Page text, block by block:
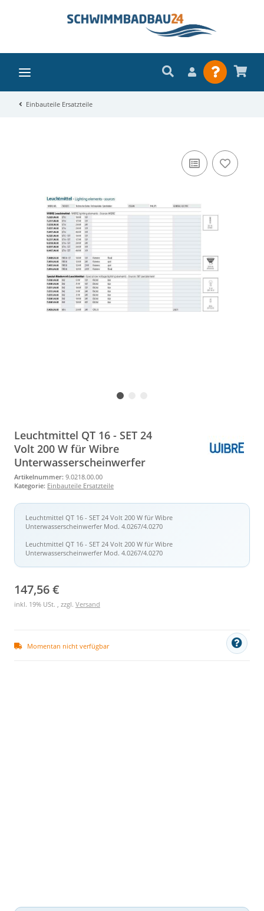
Einbauteile Ersatzteile
Leuchtmittel QT 16 - SET 24
Volt 200 W für Wibre
Unterwasserscheinwerfer
Artikelnummer: 9.0218.00.00
Kategorie: Einbauteile Ersatzteile
Leuchtmittel QT 16 - SET 24 Volt 200 W für Wibre
Unterwasserscheinwerfer Mod. 4.0267/4.0270
Leuchtmittel QT 16 - SET 24 Volt 200 W für Wibre
Unterwasserscheinwerfer Mod. 4.0267/4.0270
147,56 €
inkl. 19% USt. , zzgl. Versand
Momentan nicht verfügbar